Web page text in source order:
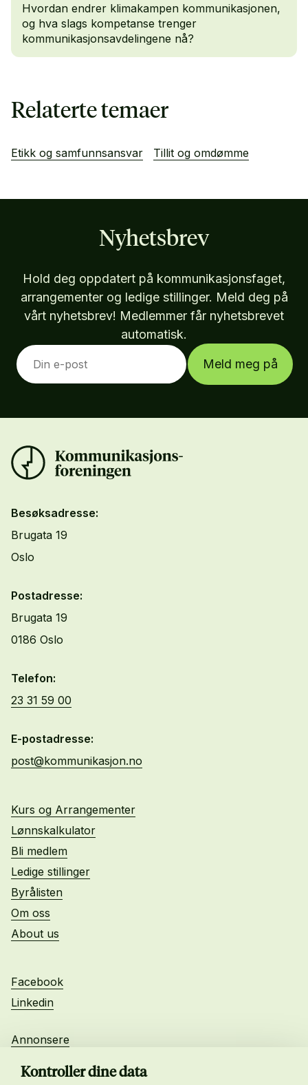
Kontroller dine data
Hvordan endrer klimakampen kommunikasjonen,
og hva slags kompetanse trenger
kommunikasjonsavdelingene nå?
Relaterte temaer
Etikk og samfunnsansvar Tillit og omdømme
Nyhetsbrev
Hold deg oppdatert på kommunikasjonsfaget,
arrangementer og ledige stillinger. Meld deg på
vårt nyhetsbrev! Medlemmer får nyhetsbrevet
automatisk.
Meld meg på
Besøksadresse:
Brugata 19
Oslo
Postadresse:
Brugata 19
0186 Oslo
Telefon:
23 31 59 00
E-postadresse:
post@kommunikasjon.no
Kurs og Arrangementer
Lønnskalkulator
Bli medlem
Ledige stillinger
Byrålisten
Om oss
About us
Facebook
Linkedin
Annonsere